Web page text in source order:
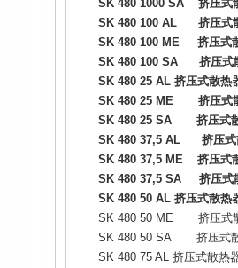
SK 480 1000 SA挤压式
SK 480 100 AL挤压式
SK 480 100 ME挤压式
SK 480 100 SA挤压式
SK 480 25 AL挤压式散热
SK 480 25 ME挤压式
SK 480 25 SA挤压式
SK 480 37,5 AL挤压
SK 480 37,5 ME挤压式
SK 480 37,5 SA挤压式
SK 480 50 AL挤压式散热
SK 480 50 ME挤压式
SK 480 50 SA挤压式
SK 480 75 AL挤压式散热